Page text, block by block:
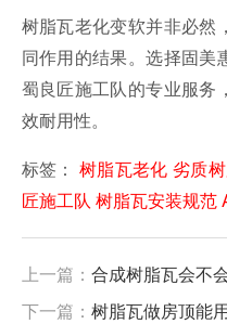
树脂瓦老化变软并非必然
同作用的结果。选择固美
蜀良匠施工队的专业服务
效耐用性。
标签： 树脂瓦老化 劣质
匠施工队 树脂瓦安装规范
上一篇： 合成树脂瓦会不会
下一篇： 树脂瓦做房顶能